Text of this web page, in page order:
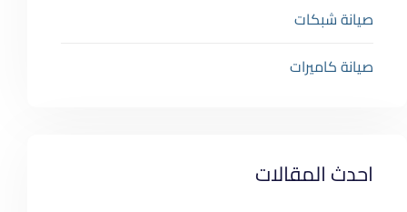
صيانة شبكات
صيانة كاميرات
احدث المقالات